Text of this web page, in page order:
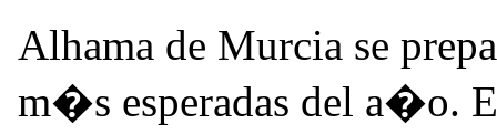
Alhama de Murcia se
m�s esperadas del a�o.